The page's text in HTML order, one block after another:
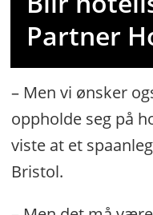
Partner
– Men vi ønsker
oppholde seg på
viste at et
Bristol.